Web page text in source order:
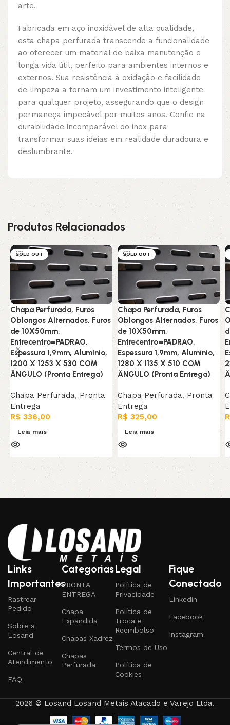
arte.
Fabricada em aço inoxidável de alta qualidade,
esta chapa perfurada transcende a funcionalidade
ao oferecer um material de baixa manutenção e
longa vida útil, perfeito para ambientes internos e
externos. Sua resistência à oxidação e facilidade
de limpeza a tornam um investimento inteligente
para qualquer projeto, assegurando que o design
permaneça impecável por muitos anos. Confie na
durabilidade incomparável do inox para
transformar suas ideias em realidade duradoura e
deslumbrante.
Produtos Relacionados
SOLD OUT
Chapa Perfurada, Furos
Oblongos Alternados, Furos
de 10X50mm,
Entrecentro=PADRAO,
Espessura 1,9mm, Alumínio,
1200 X 1253 X 530 COM
ÂNGULO (Pronta Entrega)
Chapa Perfurada, Pronta
Entrega
R$ 336,00
Leia mais
SOLD OUT
Chapa Perfurada, Furos
Oblongos Alternados, Furos
de 10X50mm,
Entrecentro=PADRAO,
Espessura 1,9mm, Alumínio,
1280 X 1135 X 510 COM
ÂNGULO (Pronta Entrega)
Chapa Perfurada, Pronta
Entrega
R$ 325,00
Leia mais
Links
Importantes
Rastrear
Pedido
Sobre a
Losand
Central de
Atendimento
FAQ
Categorias
PRONTA
ENTREGA
Chapa
Expandida
Chapas Xadrez
Chapas
Perfurada
Legal
Política de
Privacidade
Política de
Troca e
Reembolso
Termos de Uso
Política de
Cookies
Fique
Conectado
Linkedin
Facebook
Instagram
2026 © Losand Losand Metais Atacado e Varejo Ltda.